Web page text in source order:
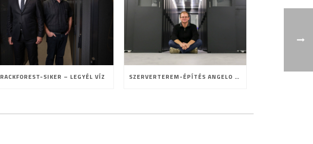
RACKFOREST-SIKER – LEGYÉL VÍZ SZERVERTEREM-ÉPÍTÉS ANGELO MÓDRA